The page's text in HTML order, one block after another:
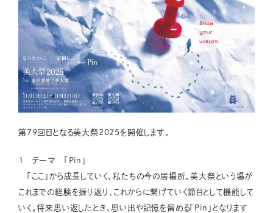
第79回目となる美大祭2025を開催します。
１ テーマ 「Pin」
「ここ」から成長していく、私たちの今の居場所。美大祭という場が
これまでの経験を振り返り、これからに繋げていく節目として機能して
いく。将来思い返したとき、思い出や記憶を留める「Pin」となります